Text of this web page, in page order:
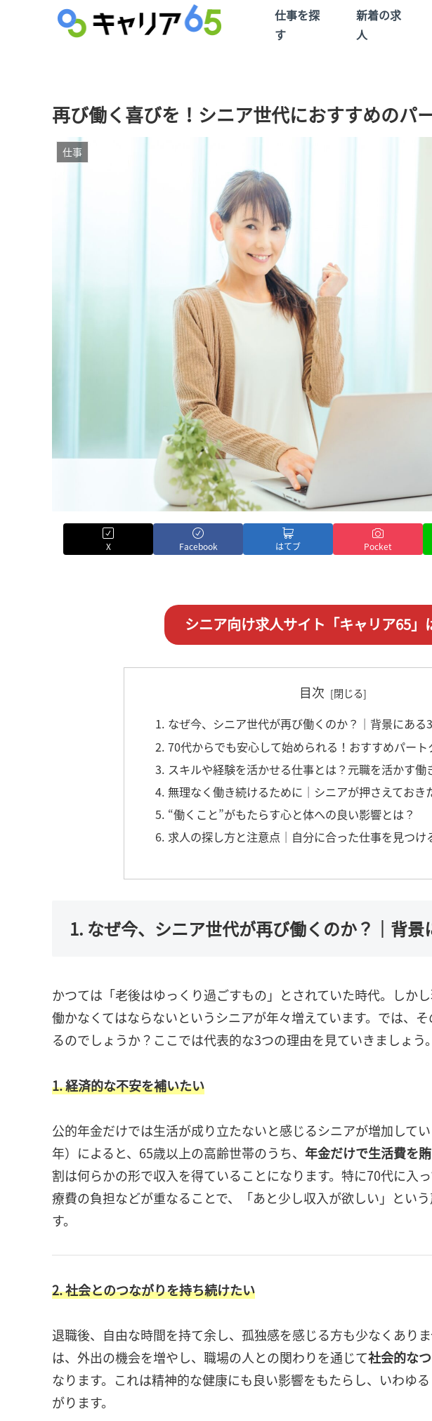
仕事を探
す
新着の求
人
再び働く喜びを！シニア世代におすすめのパ
仕事
X Facebook はてブ Pocket
シニア向け求人サイト「キャリア65」
目次
1. なぜ今、シニア世代が再び働くのか？｜背景にある
2. 70代からでも安心して始められる！おすすめパー
3. スキルや経験を活かせる仕事とは？元職を活かす働
4. 無理なく働き続けるために｜シニアが押さえておき
5. “働くこと”がもたらす心と体への良い影響とは？
6. 求人の探し方と注意点｜自分に合った仕事を見つけ
1. なぜ今、シニア世代が再び働くのか？｜背景
かつては「老後はゆっくり過ごすもの」とされていた時代。しか
働かなくてはならないというシニアが年々増えています。では、
るのでしょうか？ここでは代表的な3つの理由を見ていきましょう。
1. 経済的な不安を補いたい
公的年金だけでは生活が成り立たないと感じるシニアが増加して
年）によると、65歳以上の高齢世帯のうち、 年金だけで生活費を
割は何らかの形で収入を得ていることになります。特に70代に入
療費の負担などが重なることで、「あと少し収入が欲しい」とい
す。
2. 社会とのつながりを持ち続けたい
退職後、自由な時間を持て余し、孤独感を感じる方も少なくあり
は、外出の機会を増やし、職場の人との関わりを通じて社会的な
なります。これは精神的な健康にも良い影響をもたらし、いわゆ
がります。